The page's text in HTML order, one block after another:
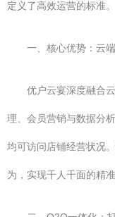
定义了高效运营的标准。
一、核心优势：云
优户云宴深度融合
理、会员营销与数据分
均可访问店铺经营状况
为，实现千人千面的精